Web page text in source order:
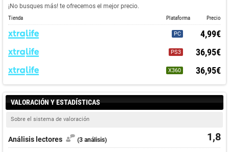
¡No busques más! te ofrecemos el mejor precio.
Tienda Plataforma Precio
PC 4,99€
PS3 36,95€
X360 36,95€
VALORACIÓN Y ESTADÍSTICAS
Sobre el sistema de valoración
1,8
Análisis lectores (3 análisis)